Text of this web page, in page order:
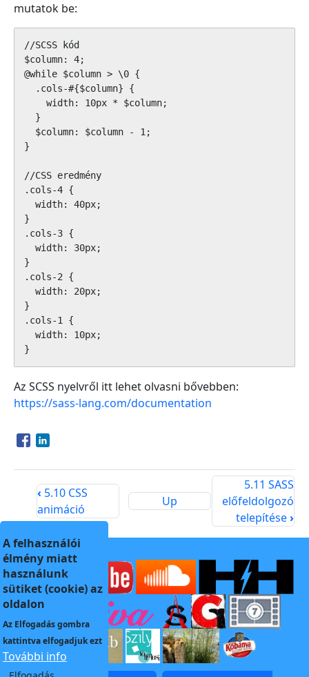
mutatok be:
//SCSS kód
$column: 4;
@while $column > \0 {
  .cols-#{$column} {
    width: 10px * $column;
  }
  $column: $column - 1;
}
//CSS eredmény
.cols-4 {
  width: 40px;
}
.cols-3 {
  width: 30px;
}
.cols-2 {
  width: 20px;
}
.cols-1 {
  width: 10px;
}
Az SCSS nyelvről itt lehet olvasni bővebben:
https://sass-lang.com/documentation
Opens in a new window
Opens in a new window
‹ 5.10 CSS
animáció
Up
5.11 SASS
előfeldolgozó
telepítése›
A felhasználói
élmény miatt
használunk
sütiket (cookie) az
oldalon
Az Elfogadásgombra
kattintva elfogadjuk ezt
További info